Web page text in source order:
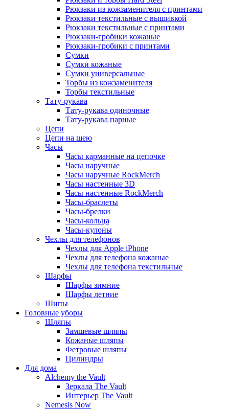
Рюкзаки из кожзаменителя с принтами
Рюкзаки текстильные с вышивкой
Рюкзаки текстильные с принтами
Рюкзаки-гробики кожаные
Рюкзаки-гробики с принтами
Сумки
Сумки кожаные
Сумки универсальные
Торбы из кожзаменителя
Торбы текстильные
Тату-рукава
Тату-рукава одиночные
Тату-рукава парные
Цепи
Цепи на шею
Часы
Часы карманные на цепочке
Часы наручные
Часы наручные RockMerch
Часы настенные 3D
Часы настенные RockMerch
Часы-браслеты
Часы-брелки
Часы-кольца
Часы-кулоны
Чехлы для телефонов
Чехлы для Apple iPhone
Чехлы для телефона кожаные
Чехлы для телефона текстильные
Шарфы
Шарфы зимние
Шарфы летние
Шипы
Головные уборы
Шляпы
Замшевые шляпы
Кожаные шляпы
Фетровые шляпы
Цилиндры
Для дома
Alchemy the Vault
Зеркала The Vault
Интерьер The Vault
Nemesis Now